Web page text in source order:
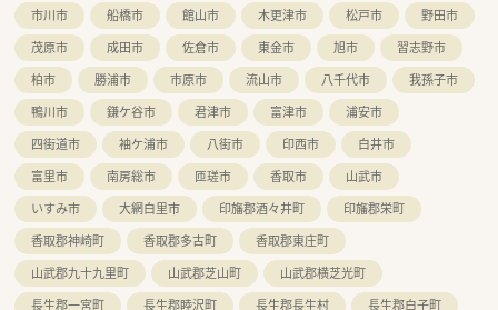
≪こんな方におすすめ≫
■店舗固定で働きたい方
■年俸制希望の方
■地域に根差した薬局で働きたい方
市川市
船橋市 館山市 木更津市 松戸市
野田市
茂原市
成田市 佐倉市 東金市 旭市
習志野市
柏市
勝浦市 市原市 流山市 八千代市
我孫子市
鴨川市
鎌ケ谷市 君津市 富津市
浦安市
四街道市
袖ケ浦市 八街市 印西市
白井市
富里市
南房総市 匝瑳市 香取市
山武市
いすみ市
大網白里市 印旛郡酒々井町
印旛郡栄町
香取郡神崎町
香取郡多古町
香取郡東庄町
山武郡九十九里町
山武郡芝山町
山武郡横芝光町
長生郡一宮町
長生郡睦沢町 長生郡長生村
長生郡白子町